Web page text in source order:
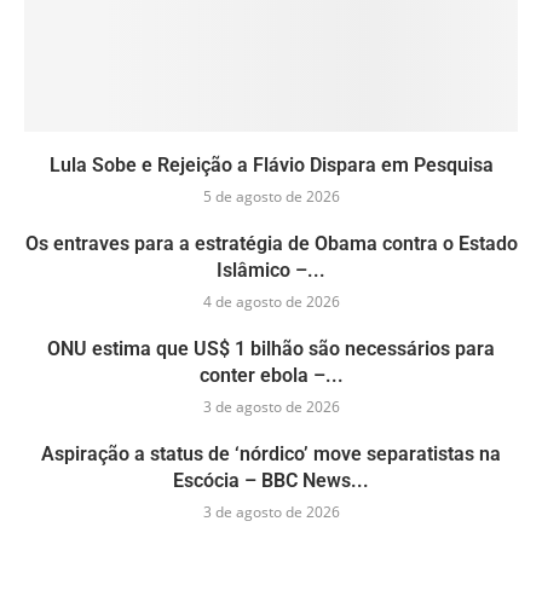
Lula Sobe e Rejeição a Flávio Dispara em Pesquisa
5 de agosto de 2026
Os entraves para a estratégia de Obama contra o Estado
Islâmico –...
4 de agosto de 2026
ONU estima que US$ 1 bilhão são necessários para
conter ebola –...
3 de agosto de 2026
Aspiração a status de ‘nórdico’ move separatistas na
Escócia – BBC News...
3 de agosto de 2026